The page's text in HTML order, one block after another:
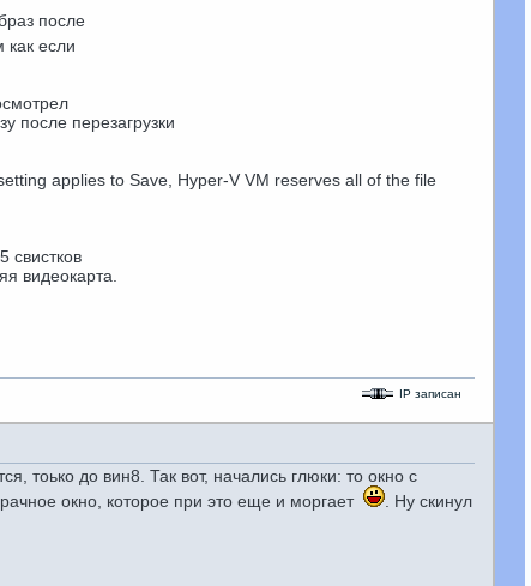
после
как если
после перезагрузки
applies to Save, Hyper-V VM reserves all of the file
свистков
видеокарта.
IP записан
тоько до вин8. Так вот, начались глюки: то окно с
окно, которое при это еще и моргает
. Ну скинул